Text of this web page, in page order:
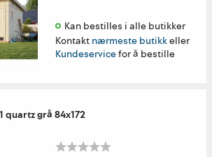
Kan bestilles i alle butikker
Kontakt nærmeste butikkeller
Kundeservicefor å bestille
quartz grå 84x172